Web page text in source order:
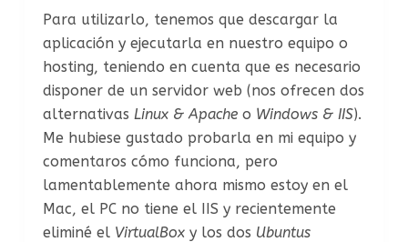
Para utilizarlo, tenemos que descargar la
aplicación y ejecutarla en nuestro equipo o
hosting, teniendo en cuenta que es necesario
disponer de un servidor web (nos ofrecen dos
alternativas Linux & Apacheo Windows & IIS).
Me hubiese gustado probarla en mi equipo y
comentaros cómo funciona, pero
lamentablemente ahora mismo estoy en el
Mac, el PC no tiene el IIS y recientemente
eliminé el VirtualBox y los dos Ubuntus